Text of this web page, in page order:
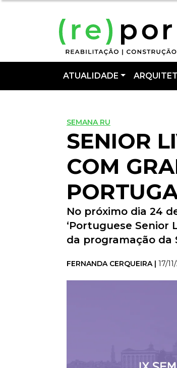
ATUALIDADE
SEMANA RU
SENIOR
COM
No próximo dia 24
‘Portuguese Senior
da programação da
FERNANDA CERQUEIRA | 17/